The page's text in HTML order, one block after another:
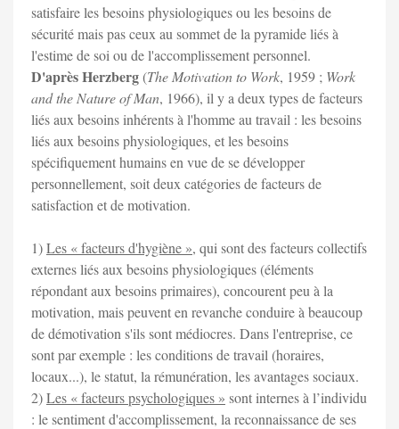
satisfaire les besoins physiologiques ou les besoins de
sécurité mais pas ceux au sommet de la pyramide liés à
l'estime de soi ou de l'accomplissement personnel.
D'après Herzberg(The Motivation to Work, 1959 ; Work
and the Nature of Man, 1966), il y a deux types de facteurs
liés aux besoins inhérents à l'homme au travail : les besoins
liés aux besoins physiologiques, et les besoins
spécifiquement humains en vue de se développer
personnellement, soit deux catégories de facteurs de
satisfaction et de motivation.
1)Les « facteurs d'hygiène », qui sont des facteurs collectifs
externes liés aux besoins physiologiques (éléments
répondant aux besoins primaires), concourent peu à la
motivation, mais peuvent en revanche conduire à beaucoup
de démotivation s'ils sont médiocres. Dans l'entreprise, ce
sont par exemple : les conditions de travail (horaires,
locaux...), le statut, la rémunération, les avantages sociaux.
2)Les « facteurs psychologiques » sont internes à l’individu
: le sentiment d'accomplissement, la reconnaissance de ses